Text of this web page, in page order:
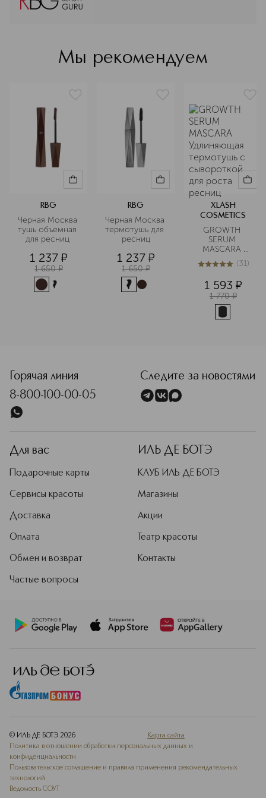
Propylparaben, Methylparaben
возможность построить аналоги
культуре. Так был создан бренд
Russian Beauty Guru.
Подробнее
Мы рекомендуем
RBG
Черная Москва
тушь объемная
для ресниц
1 237 ¤
1 650 ¤
RBG
Черная Москва
термотушь для
ресниц
1 237 ¤
1 650 ¤
XLASH
COSMETICS
GROWTH
SERUM
MASCARA
Удлиняющая
термотушь с
роста ресниц
4.9из531 (31)
1 593 ¤
1 770 ¤
Горячая линия
8-800-100-00-05
Следите за новостями
Для вас
Подарочные карты
Сервисы красоты
Доставка
Оплата
Обмен и возврат
Частые вопросы
ИЛЬ ДЕ БОТЭ
КЛУБ ИЛЬ ДЕ БОТЭ
Магазины
Акции
Театр красоты
Контакты
© ИЛЬ ДЕ БОТЭ 2026
Карта сайта
Политика в отношении обработки персональных данных и
конфиденциальности
Пользовательское соглашение и правила применения рекомендательных
технологий
Ведомость СОУТ